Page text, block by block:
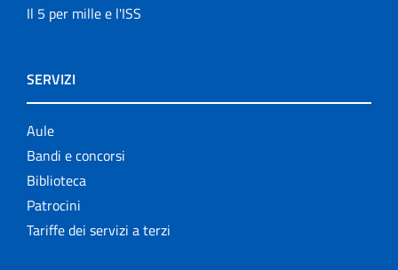
Il 5 per mille e l'ISS
SERVIZI
Aule
Bandi e concorsi
Biblioteca
Patrocini
Tariffe dei servizi a terzi